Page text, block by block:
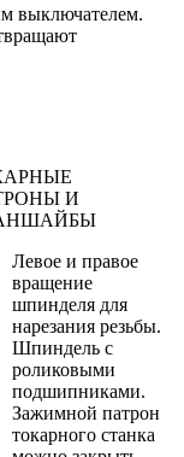
выключателем.
И
Левое и правое
вращение
шпинделя для
нарезания резьбы.
Шпиндель с
роликовыми
подшипниками.
Зажимной патрон
токарного станка